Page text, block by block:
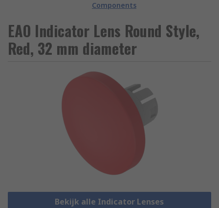
Components
EAO Indicator Lens Round Style,
Red, 32 mm diameter
Bekijk alle Indicator Lenses